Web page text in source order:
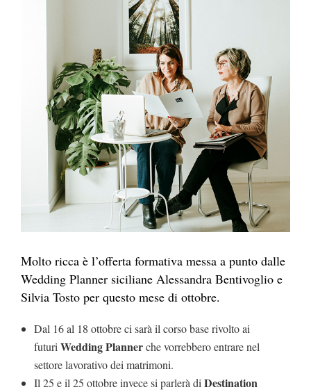
Molto ricca è l’offerta formativa messa a punto dalle
Wedding Planner siciliane Alessandra Bentivoglio e
Silvia Tosto per questo mese di ottobre.
Dal 16 al 18 ottobre ci sarà il corso base rivolto ai
futuriWedding Plannerche vorrebbero entrare nel
settore lavorativo dei matrimoni.
Il 25 e il 25 ottobre invece si parlerà diDestination